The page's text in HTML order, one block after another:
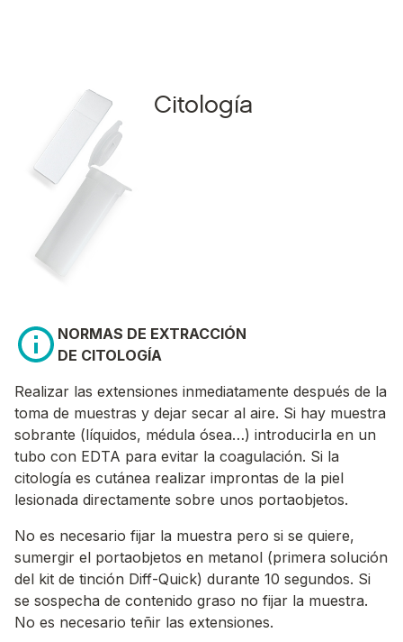
Citología
NORMAS DE EXTRACCIÓN
DE CITOLOGÍA
Realizar las extensiones inmediatamente después de la
toma de muestras y dejar secar al aire. Si hay muestra
sobrante (líquidos, médula ósea…) introducirla en un
tubo con EDTA para evitar la coagulación. Si la
citología es cutánea realizar improntas de la piel
lesionada directamente sobre unos portaobjetos.
No es necesario fijar la muestra pero si se quiere,
sumergir el portaobjetos en metanol (primera solución
del kit de tinción Diff-Quick) durante 10 segundos. Si
se sospecha de contenido graso no fijar la muestra.
No es necesario teñir las extensiones.